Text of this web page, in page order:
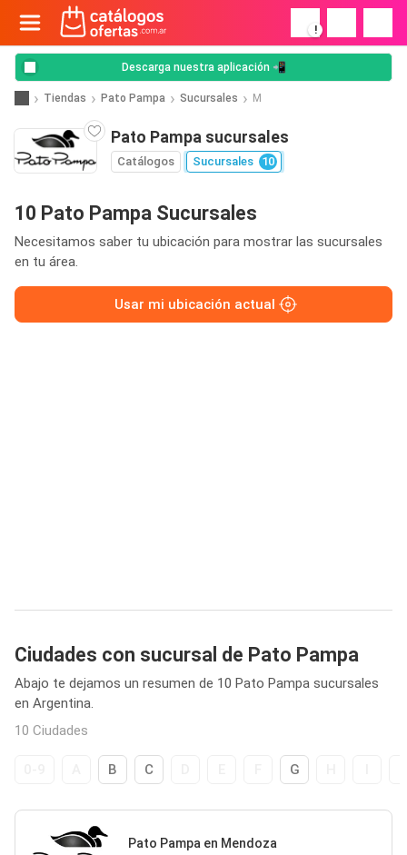
!
Descarga nuestra aplicación 📲
Tiendas Pato Pampa Sucursales M
Pato Pampa sucursales
Catálogos Sucursales 10
10 Pato Pampa Sucursales
Necesitamos saber tu ubicación para mostrar las sucursales
en tu área.
Usar mi ubicación actual
Ciudades con sucursal de Pato Pampa
Abajo te dejamos un resumen de 10 Pato Pampa sucursales
en Argentina.
10 Ciudades
B C G
Pato Pampa en Mendoza